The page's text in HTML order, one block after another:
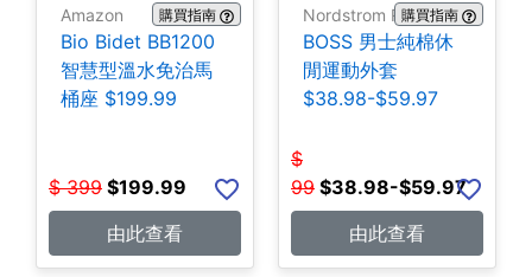
Amazon 購買指南
Bio Bidet BB1200
智慧型溫水免治馬
桶座 $199.99
$ 399 $199.99
由此查看
Nordstrom Rack購買指南
BOSS 男士純棉休
閒運動外套
$38.98-$59.97
$
99 $38.98-$59.97
由此查看